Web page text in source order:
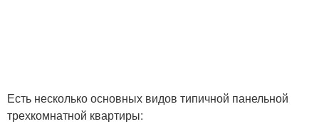
Есть несколько основных видов типичной панельной
трехкомнатной квартиры: